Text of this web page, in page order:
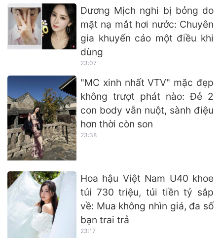
Dương Mịch nghi bị bỏng do
mặt nạ mắt hơi nước: Chuyên
gia khuyến cáo một điều khi
dùng
23:07
"MC xinh nhất VTV" mặc đẹp
không trượt phát nào: Đẻ 2
con body vẫn nuột, sành điệu
hơn thời còn son
23:38
Hoa hậu Việt Nam U40 khoe
túi 730 triệu, túi tiền tỷ sắp
về: Mua không nhìn giá, đa số
bạn trai trả
23:17